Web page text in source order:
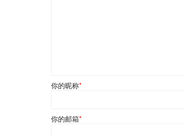
你的昵称*
你的邮箱*